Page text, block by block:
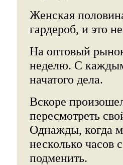
Женская
гардероб, и это
На оптовый
неделю. С
начатого дела.
Вскоре
пересмотреть
Однажды, когда
несколько часов
подменить.